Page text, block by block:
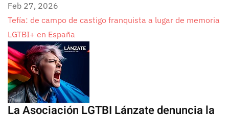
Feb 27, 2026
Tefía: de campo de castigo franquista a lugar de memoria
LGTBI+ en España
La Asociación LGTBI Lánzate denuncia la